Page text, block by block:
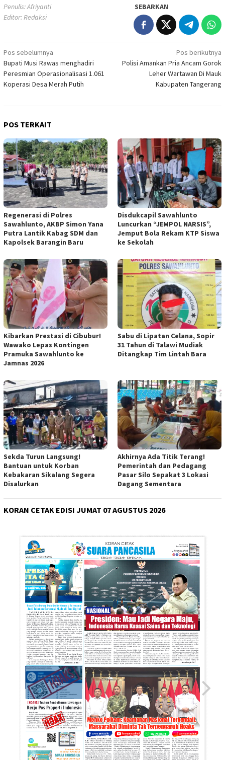
Penulis: Afriyanti
Editor: Redaksi
SEBARKAN
Navigasi
pos
Pos sebelumnya
Bupati Musi Rawas menghadiri
Peresmian Operasionalisasi 1.061
Koperasi Desa Merah Putih
Pos berikutnya
Polisi Amankan Pria Ancam Gorok
Leher Wartawan Di Mauk
Kabupaten Tangerang
POS TERKAIT
Regenerasi di Polres
Sawahlunto, AKBP Simon Yana
Putra Lantik Kabag SDM dan
Kapolsek Barangin Baru
Disdukcapil Sawahlunto
Luncurkan “JEMPOL NARSIS”,
Jemput Bola Rekam KTP Siswa
ke Sekolah
Kibarkan Prestasi di Cibubur!
Wawako Lepas Kontingen
Pramuka Sawahlunto ke
Jamnas 2026
Sabu di Lipatan Celana, Sopir
31 Tahun di Talawi Mudiak
Ditangkap Tim Lintah Bara
Sekda Turun Langsung!
Bantuan untuk Korban
Kebakaran Sikalang Segera
Disalurkan
Akhirnya Ada Titik Terang!
Pemerintah dan Pedagang
Pasar Silo Sepakat 3 Lokasi
Dagang Sementara
KORAN CETAK EDISI JUMAT 07 AGUSTUS 2026